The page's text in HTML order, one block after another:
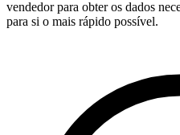
vendedor para obter os dados
para si o mais rápido possível.